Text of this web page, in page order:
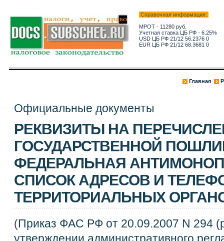
Справочная информация:
МРОТ - 11280 руб.
Учетная ставка ЦБ РФ - 6.25%
USD ЦБ РФ 21/12 56.2376 0
EUR ЦБ РФ 21/12 68.3681 0
Главная
Официальные документы
РЕКВИЗИТЫ НА
ГОСУДАРСТВЕННОЙ
ФЕДЕРАЛЬНАЯ
СПИСОК АДРЕСОВ И
ТЕРРИТОРИАЛЬНЫХ
(Приказ ФАС РФ от 20.09.2007 N 294